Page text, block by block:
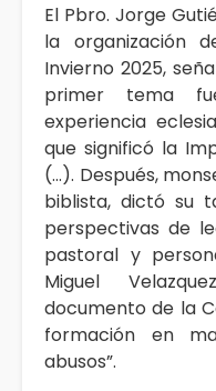
El Pbro. Jorge
la organización
Invierno 2025,
primer tema
experiencia
que significó la
(…). Después,
biblista, dictó su
perspectivas de
pastoral y
Miguel
documento de la
formación en
abusos”.